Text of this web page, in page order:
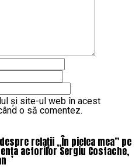
și site-ul web în acest
o să comentez.
relații „În pielea mea” pe
actorilor Sergiu Costache,